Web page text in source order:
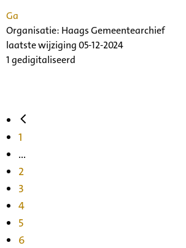
Ga
Organisatie: Haags Gemeentearchief
laatste wijziging 05-12-2024
1 gedigitaliseerd
1
...
2
3
4
5
6